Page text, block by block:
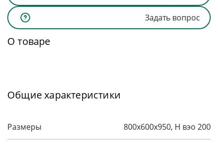
Задать вопрос
О товаре
Общие характеристики
Размеры 800x600x950, H вэо 200